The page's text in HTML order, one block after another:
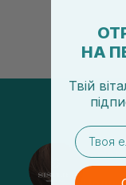
НА
Твій
email